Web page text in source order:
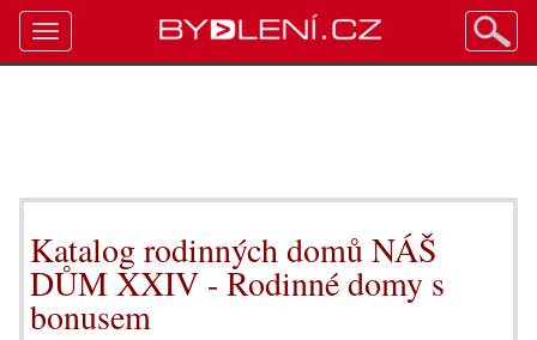
Katalog rodinných domů NÁŠ
DŮM XXIV - Rodinné domy s
bonusem
Toggle
navigation